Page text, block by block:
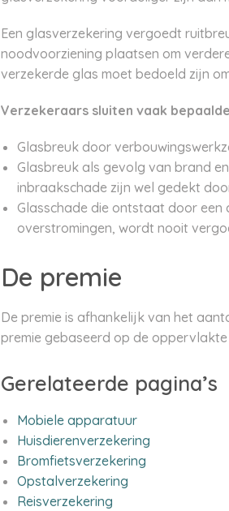
Een glasverzekering vergoedt
noodvoorziening plaatsen om
verzekerde glas moet bedoeld zijn
Verzekeraars sluiten vaak
Glasbreuk door
Glasbreuk als gevolg van brand
inbraakschade zijn wel gedekt
Glasschade die ontstaat door
overstromingen, wordt nooit
De premie
De premie is afhankelijk van het
premie gebaseerd op de oppervlakte
Gerelateerde pagina’s
Mobiele apparatuur
Huisdierenverzekering
Bromfietsverzekering
Opstalverzekering
Reisverzekering